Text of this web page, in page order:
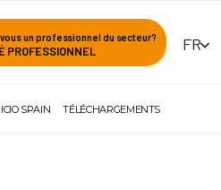
un professionnel du secteur?
PROFESSIONNEL FR
SPAIN TÉLÉCHARGEMENTS